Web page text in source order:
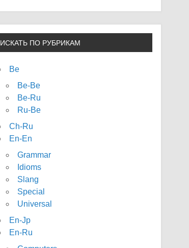
ИСКАТЬ ПО РУБРИКАМ
Be
Be-Be
Be-Ru
Ru-Be
Ch-Ru
En-En
Grammar
Idioms
Slang
Special
Universal
En-Jp
En-Ru